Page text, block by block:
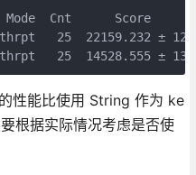
Cnt      Score
thrpt   25  22159.232 ±
性能比使用 String 作为 ke
根据实际情况考虑是否使